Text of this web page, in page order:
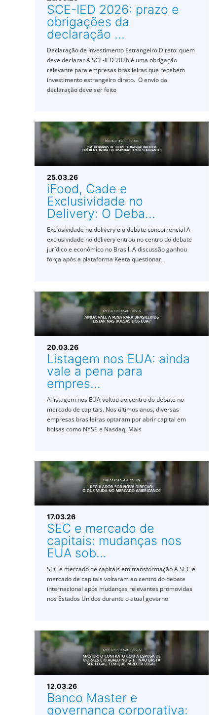
SCE-IED 2026: prazo e
obrigações da
declaração ...
Declaração de Investimento Estrangeiro Direto: quem
deve declarar A SCE-IED 2026 é uma obrigação
relevante para empresas brasileiras que recebem
investimento estrangeiro direto. O envio da
declaração deve ser feito
25.03.26
iFood, Cade e
Exclusividade no
Delivery: O Deba...
Exclusividade no delivery e o debate concorrencial A
exclusividade no delivery entrou no centro do debate
jurídico e econômico no Brasil. A discussão ganhou
força após a plataforma Keeta questionar,
20.03.26
Listagem nos EUA: ainda
vale a pena para
empres...
A listagem nos EUA voltou ao centro do debate no
mercado de capitais. Nos últimos anos, diversas
empresas brasileiras optaram por abrir capital em
bolsas como NYSE e Nasdaq. Mais
17.03.26
SEC e mercado de
capitais: mudanças nos
EUA sob...
SEC e mercado de capitais em transformação A SEC e
mercado de capitais voltaram ao centro do debate
internacional após mudanças relevantes promovidas
nos Estados Unidos durante o atual governo
12.03.26
Banco Master e
governança corporativa: